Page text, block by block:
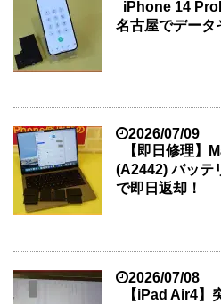
iPhone 14
名古屋でデータ
2026/07/09
【即日修理】
(A2442) バッテ
で即日返却！
2026/07/08
【iPad Air4